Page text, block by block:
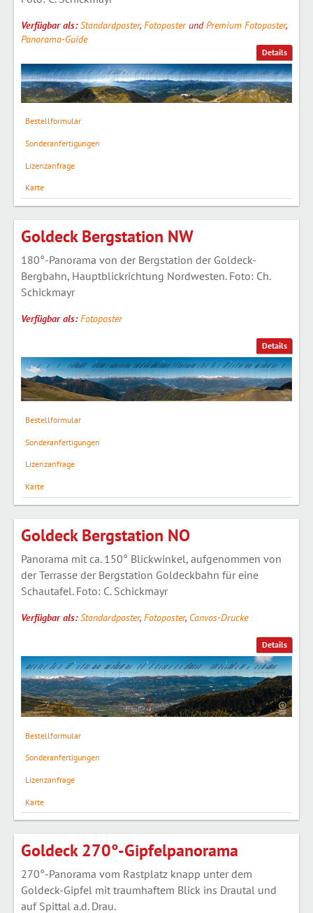
Details
Verfügbar als:Standardposter, FotoposterundPremium Fotoposter,
Panorama-Guide
Bestellformular
Sonderanfertigungen
Lizenzanfrage
Karte
Details
Goldeck Bergstation NW
180°-Panorama von der Bergstation der Goldeck-
Bergbahn, Hauptblickrichtung Nordwesten. Foto: Ch.
Schickmayr
Verfügbar als:Fotoposter
Bestellformular
Sonderanfertigungen
Lizenzanfrage
Karte
Details
Goldeck Bergstation NO
Panorama mit ca. 150° Blickwinkel, aufgenommen von
der Terrasse der Bergstation Goldeckbahn für eine
Schautafel. Foto: C. Schickmayr
Verfügbar als:Standardposter, Fotoposter, Canvas-Drucke
Bestellformular
Sonderanfertigungen
Lizenzanfrage
Karte
Goldeck 270°-Gipfelpanorama
270°-Panorama vom Rastplatz knapp unter dem
Goldeck-Gipfel mit traumhaftem Blick ins Drautal und
auf Spittal a.d. Drau.